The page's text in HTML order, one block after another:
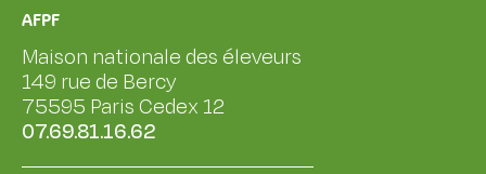
AFPF
Maison nationale des éleveurs
149 rue de Bercy
75595 Paris Cedex 12
07.69.81.16.62